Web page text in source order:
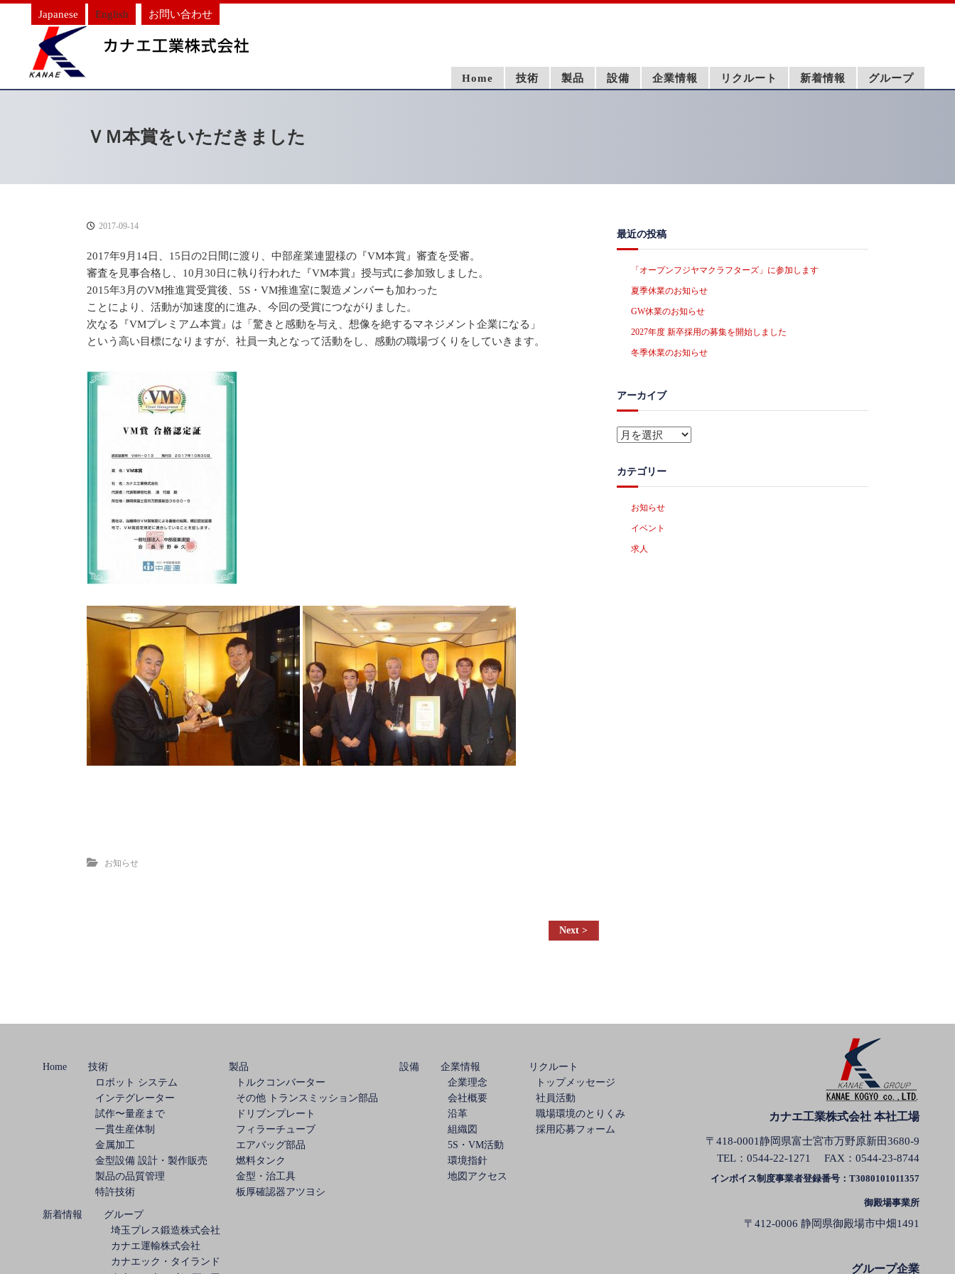
English
Japanese お問い合わせ
Home 技術 製品 設備 企業情報 リクルート 新着情報 グループ
ＶＭ本賞をいただきました
2017-09-14
2017年9月14日、15日の2日間に渡り、中部産業連盟様の『VM本賞』審査を受審。
審査を見事合格し、10月30日に執り行われた『VM本賞』授与式に参加致しました。
2015年3月のVM推進賞受賞後、5S・VM推進室に製造メンバーも加わった
ことにより、活動が加速度的に進み、今回の受賞につながりました。
次なる『VMプレミアム本賞』は「驚きと感動を与え、想像を絶するマネジメント企業になる」
という高い目標になりますが、社員一丸となって活動をし、感動の職場づくりをしていきます。
お知らせ
ゲ
ー
シ
ョ
ン
最近の投稿
「オープンフジヤマクラフターズ」に参加します
夏季休業のお知らせ
GW休業のお知らせ
2027年度 新卒採用の募集を開始しました
冬季休業のお知らせ
アーカイブ
ア
カ
イ
カテゴリー
お知らせ
イベント
求人
カナエ工業株式会社 本社工場
〒418-0001静岡県富士宮市万野原新田3680-9
TEL： 0544-22-1271 FAX：0544-23-8744
インボイス制度事業者登録番号：T3080101011357
御殿場事業所
〒412-0006 静岡県御殿場市中畑1491
グループ企業
Home
技術
ロボット システム
インテグレーター
試作〜量産まで
一貫生産体制
金属加工
金型設備 設計・製作販売
製品の品質管理
特許技術
製品
トルクコンバーター
その他 トランスミッション部品
ドリブンプレート
フィラーチューブ
エアバッグ部品
燃料タンク
金型・治工具
板厚確認器アツヨシ
設備
企業情報
企業理念
会社概要
沿革
組織図
5S・VM活動
環境指針
地図アクセス
リクルート
トップメッセージ
社員活動
職場環境のとりくみ
採用応募フォーム
新着情報
グループ
埼玉プレス鍛造株式会社
カナエ運輸株式会社
カナエック・タイランド